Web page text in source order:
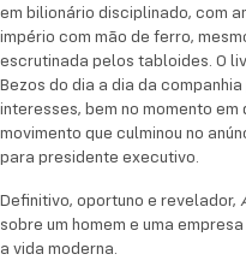
focar em seus muitos
momento em que seu
movimento que
importante transição
executivo.
relato inédito sobre
os quais não
em bilionário disciplinado, com
império com mão de ferro,
escrutinada pelos tabloides. O
Bezos do dia a dia da
interesses, bem no momento em
movimento que culminou no
para presidente executivo.
Definitivo, oportuno e revelador,
sobre um homem e uma
a vida moderna.